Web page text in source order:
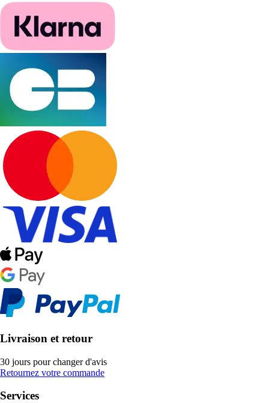
Livraison et retour
30 jours pour changer d'avis
Retournez votre commande
Services